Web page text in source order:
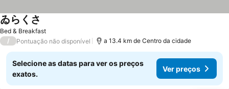
Bed & Breakfast
ゐらくさ
/ Pontuação não disponível a 13.4 km de Centro da cidade
Selecione as datas para ver os preços
exatos.
Ver preços